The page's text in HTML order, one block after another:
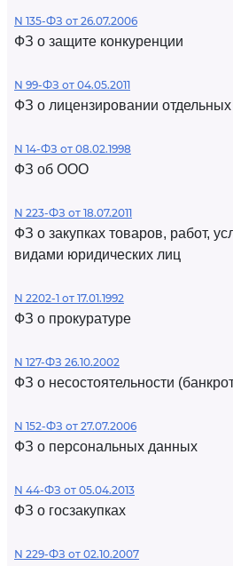
N 135-ФЗ от 26.07.2006
ФЗ о защите конкуренции
N 99-ФЗ от 04.05.2011
ФЗ о лицензировании
N 14-ФЗ от 08.02.1998
ФЗ об ООО
N 223-ФЗ от 18.07.2011
ФЗ о закупках товаров, работ,
видами юридических лиц
N 2202-1 от 17.01.1992
ФЗ о прокуратуре
N 127-ФЗ 26.10.2002
ФЗ о несостоятельности
N 152-ФЗ от 27.07.2006
ФЗ о персональных данных
N 44-ФЗ от 05.04.2013
ФЗ о госзакупках
N 229-ФЗ от 02.10.2007